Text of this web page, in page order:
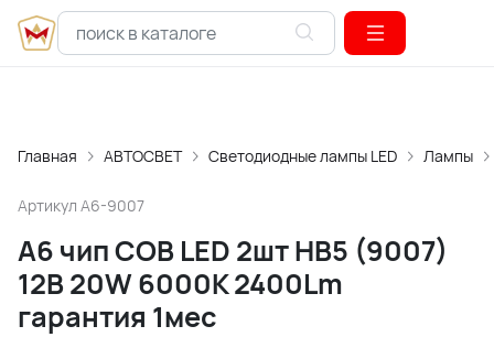
Главная АВТОСВЕТ Светодиодные лампы LED Лампы
Артикул A6-9007
A6 чип СОВ LED 2шт HB5 (9007)
12В 20W 6000К 2400Lm
гарантия 1мес